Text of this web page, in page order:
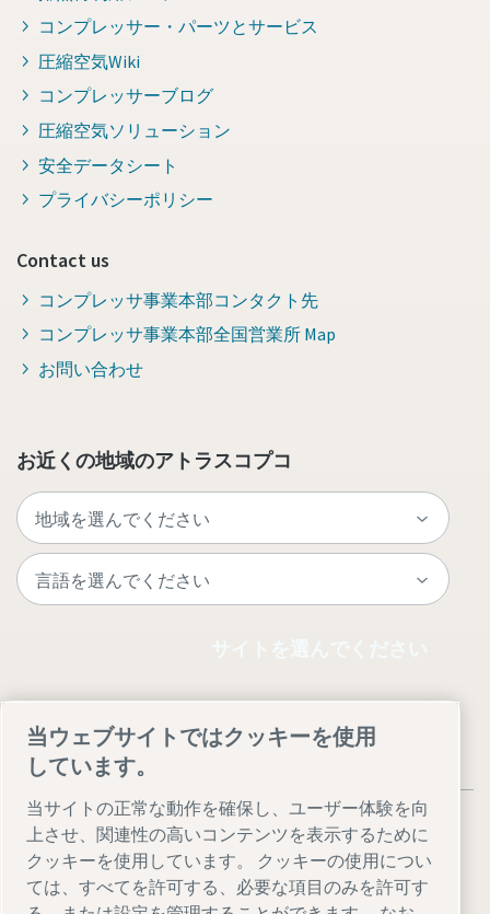
コンプレッサー・パーツとサービス
圧縮空気Wiki
コンプレッサーブログ
圧縮空気ソリューション
安全データシート
プライバシーポリシー
Contact us
コンプレッサ事業本部コンタクト先
コンプレッサ事業本部全国営業所 Map
お問い合わせ
お近くの地域のアトラスコプコ
Legal & Privacy Notices" クッキーを管理する"Accessibility
当ウェブサイトではクッキーを使用
しています。
当サイトの正常な動作を確保し、ユーザー体験を向
上させ、関連性の高いコンテンツを表示するために
クッキーを使用しています。 クッキーの使用につい
ては、すべてを許可する、必要な項目のみを許可す